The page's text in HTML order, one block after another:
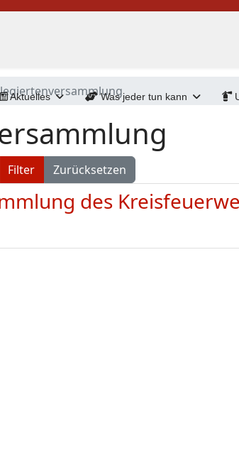
Aktuelles Was jeder tun kann
Filter Zurücksetzen
des